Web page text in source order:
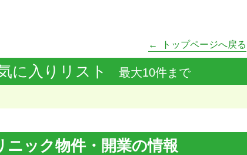
トップページへ戻る
に入りリスト 最大10件まで
ニック物件・開業の情報